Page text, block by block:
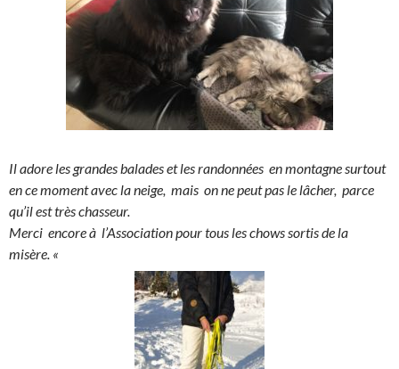
Il adore les grandes balades et les randonnées en montagne surtout
en ce moment avec la neige, mais on ne peut pas le lâcher, parce
qu’il est très chasseur.
Merci encore à l’Association pour tous les chows sortis de la
misère. «